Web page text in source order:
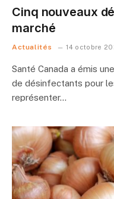
Cinq nouveaux
marché
Actualités 14 octobre
Santé Canada a émis
de désinfectants pour
représenter…